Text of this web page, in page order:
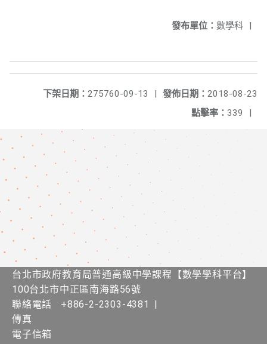
發布單位： 數學科 |
發佈日期： 2018-08-23
下架日期： 275760-09-13
|
點擊率： 339 |
台北市政府教育局普通高級中學課程​【​數學學科平台】
100台北市中正區南海路56號
聯絡電話
+886-2-2303-4381
|
傳真
電子信箱